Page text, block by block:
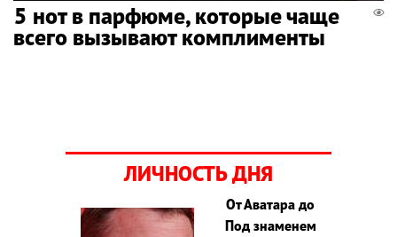
5 нот в парфюме, которые чаще
всего вызывают комплименты
ЛИЧНОСТЬ ДНЯ
От Аватара до
Под знаменем